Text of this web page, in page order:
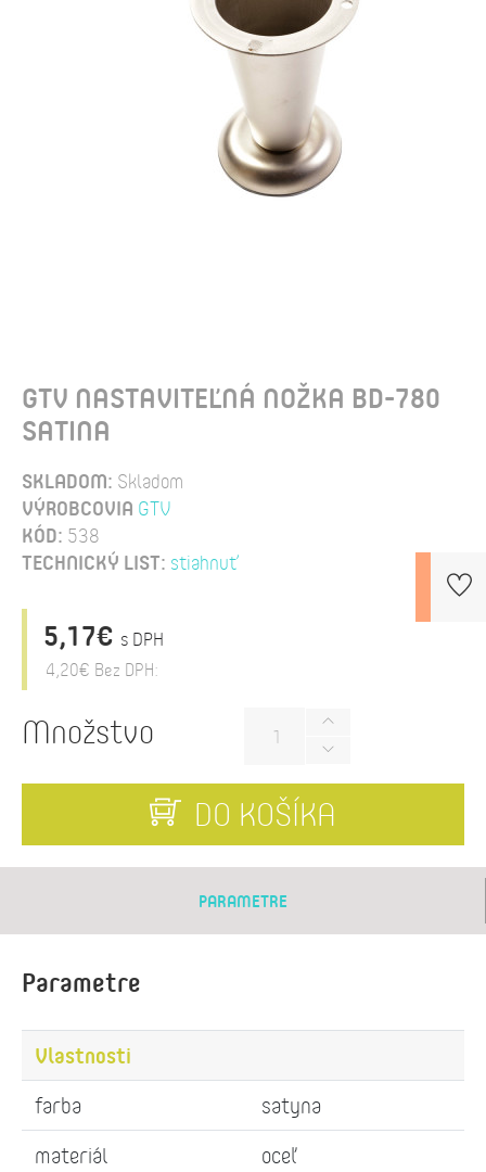
GTV NASTAVITEĽNÁ NOŽKA BD-780
SATINA
SKLADOM: Skladom
VÝROBCOVIA GTV
KÓD: 538
TECHNICKÝ LIST: stiahnuť
5,17€ s DPH
4,20€ Bez DPH:
Množstvo
DO KOŠÍKA
PARAMETRE
Parametre
Vlastnosti
farba
satyna
materiál
oceľ